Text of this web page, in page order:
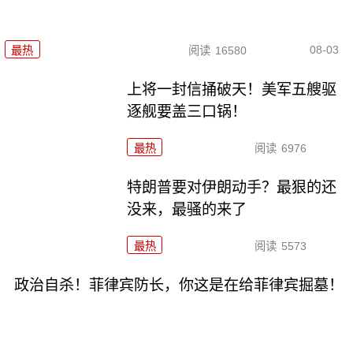
最热 阅读 16580 08-03
上将一封信捅破天！美军五艘驱
逐舰要盖三口锅！
最热 阅读 6976
特朗普要对伊朗动手？最狠的还
没来，最骚的来了
最热 阅读 5573
政治自杀！菲律宾防长，你这是在给菲律宾掘墓！